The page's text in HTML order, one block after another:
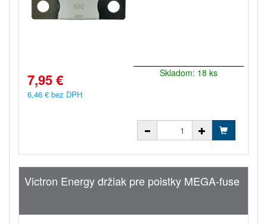
7,95 €
6,46 € bez DPH
Skladom: 18 ks
Victron Energy držiak pre poistky MEGA-fuse